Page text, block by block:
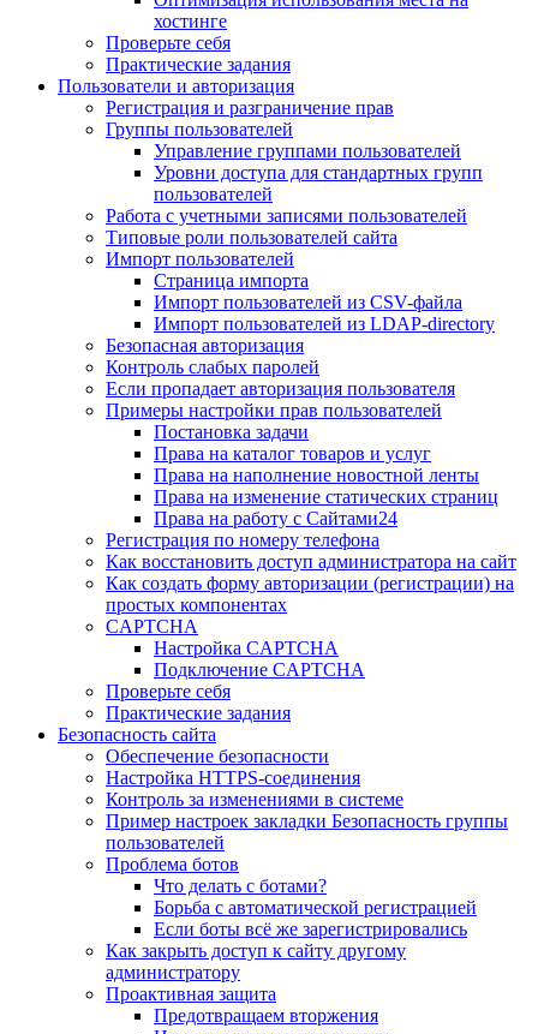
хостинге
Проверьте себя
Практические задания
Пользователи и авторизация
Регистрация и разграничение прав
Группы пользователей
Управление группами пользователей
Уровни доступа для стандартных групп
пользователей
Работа с учетными записями пользователей
Типовые роли пользователей сайта
Импорт пользователей
Страница импорта
Импорт пользователей из CSV-файла
Импорт пользователей из LDAP-directory
Безопасная авторизация
Контроль слабых паролей
Если пропадает авторизация пользователя
Примеры настройки прав пользователей
Постановка задачи
Права на каталог товаров и услуг
Права на наполнение новостной ленты
Права на изменение статических страниц
Права на работу с Сайтами24
Регистрация по номеру телефона
Как восстановить доступ администратора на сайт
Как создать форму авторизации (регистрации) на
простых компонентах
CAPTCHA
Настройка CAPTCHA
Подключение CAPTCHA
Проверьте себя
Практические задания
Безопасность сайта
Обеспечение безопасности
Настройка HTTPS-соединения
Контроль за изменениями в системе
Пример настроек закладки Безопасность группы
пользователей
Проблема ботов
Что делать с ботами?
Борьба с автоматической регистрацией
Если боты всё же зарегистрировались
Как закрыть доступ к сайту другому
администратору
Проактивная защита
Предотвращаем вторжения